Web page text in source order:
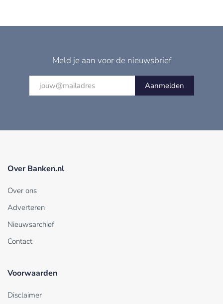
Meld je aan voor de nieuwsbrief
Aanmelden
Over Banken.nl
Over ons
Adverteren
Nieuwsarchief
Contact
Voorwaarden
Disclaimer